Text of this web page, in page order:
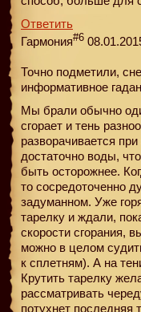
Ответить
Гармония#6
Точно подметили,
информативное
Мы брали обычно
сгорает и тень
разворачивается
достаточно воды,
быть осторожнее.
то сосредоточенно
задуманном. Уже
тарелку и ждали,
скорости сгорания,
можно в целом
к сплетням). А на
Крутить тарелку
рассматривать
потухнет последняя